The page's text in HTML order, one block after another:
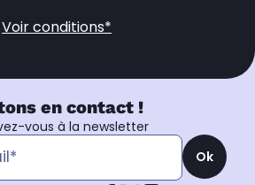
Voir conditions*
en contact !
vous à la newsletter
Ok